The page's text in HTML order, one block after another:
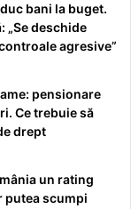
bani la buget.
„Se deschide
agresive”
pensionare
Ce trebuie să
drept
un rating
putea scumpi